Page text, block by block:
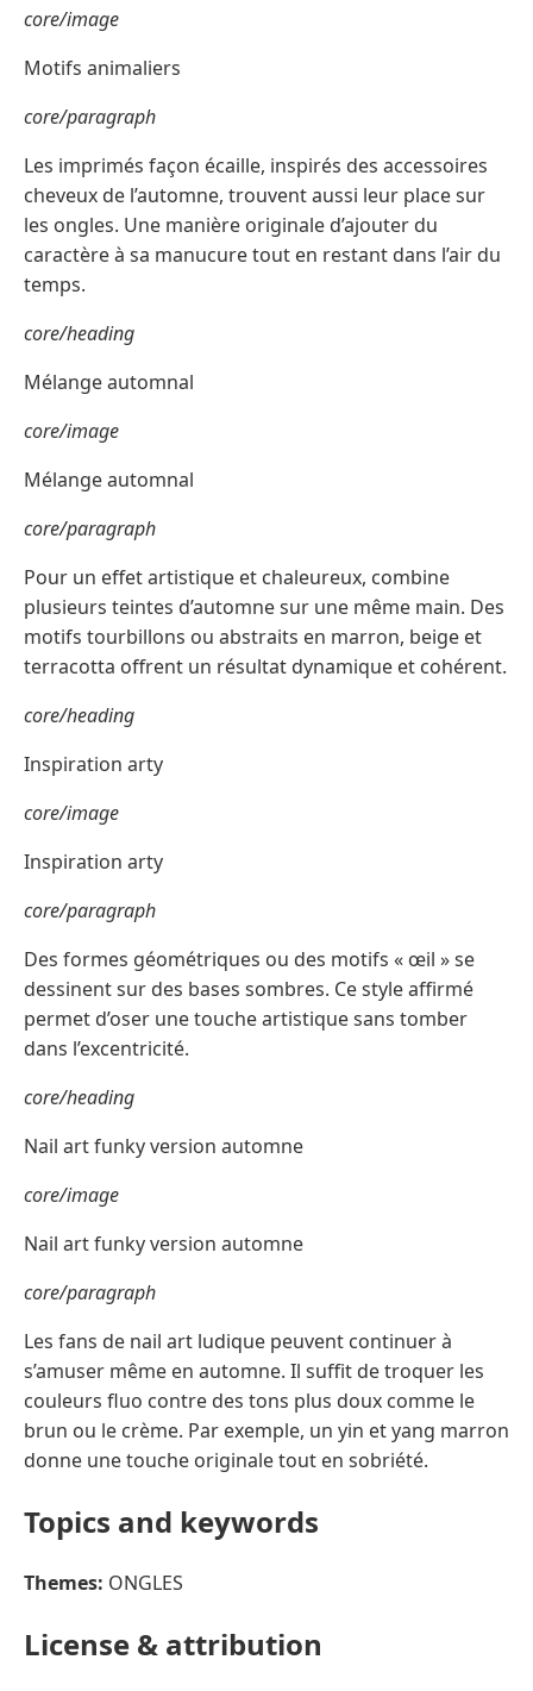
core/image
Motifs animaliers
core/paragraph
Les imprimés façon écaille, inspirés des accessoires
cheveux de l’automne, trouvent aussi leur place sur
les ongles. Une manière originale d’ajouter du
caractère à sa manucure tout en restant dans l’air du
temps.
core/heading
Mélange automnal
core/image
Mélange automnal
core/paragraph
Pour un effet artistique et chaleureux, combine
plusieurs teintes d’automne sur une même main. Des
motifs tourbillons ou abstraits en marron, beige et
terracotta offrent un résultat dynamique et cohérent.
core/heading
Inspiration arty
core/image
Inspiration arty
core/paragraph
Des formes géométriques ou des motifs « œil » se
dessinent sur des bases sombres. Ce style affirmé
permet d’oser une touche artistique sans tomber
dans l’excentricité.
core/heading
Nail art funky version automne
core/image
Nail art funky version automne
core/paragraph
Les fans de nail art ludique peuvent continuer à
s’amuser même en automne. Il suffit de troquer les
couleurs fluo contre des tons plus doux comme le
brun ou le crème. Par exemple, un yin et yang marron
donne une touche originale tout en sobriété.
Topics and keywords
Themes: ONGLES
License & attribution